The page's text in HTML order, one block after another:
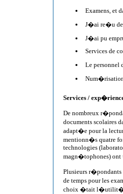
Examens, et
J�ai re�u
J�ai pu
Services de
Le
Num�risation
Services /
De nombreux
documents scolaires
adapt�e pour la
mentionn�s quatre
technologies
magn�tophones)
Plusieurs
de temps pour les
choix �tait l�utilit� et